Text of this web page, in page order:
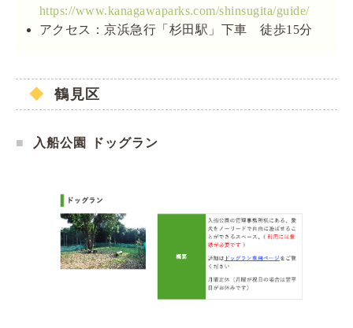
https://www.kanagawaparks.com/shinsugita/guide/
アクセス：京浜急行「杉田駅」下車 徒歩15分
鶴見区
入船公園 ドッグラン